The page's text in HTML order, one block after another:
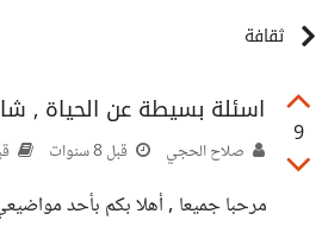
ثقافة
9
اسئلة بسيطة عن الحياة ,
صلاح الحجي قبل 8 سنوات
مرحبا جميعا , أهلا بكم بأحد